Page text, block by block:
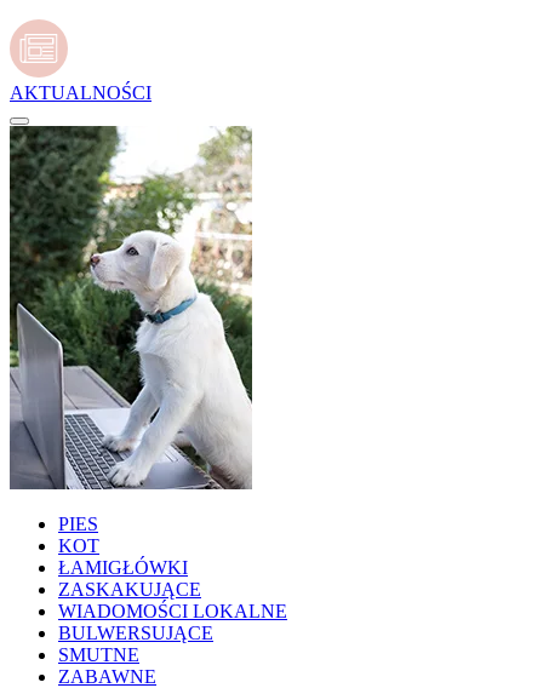
AKTUALNOŚCI
PIES
KOT
ŁAMIGŁÓWKI
ZASKAKUJĄCE
WIADOMOŚCI LOKALNE
BULWERSUJĄCE
SMUTNE
ZABAWNE